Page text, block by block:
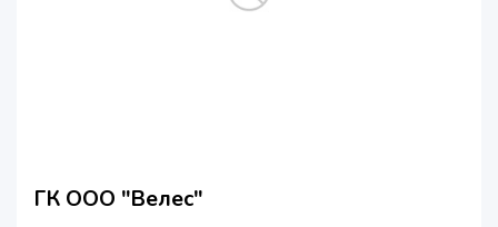
ГК ООО "Велес"